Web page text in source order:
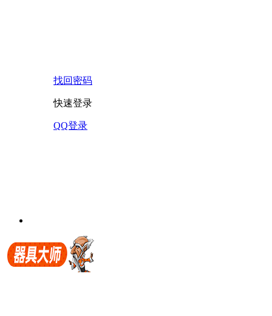
找回密码
快速登录
QQ登录